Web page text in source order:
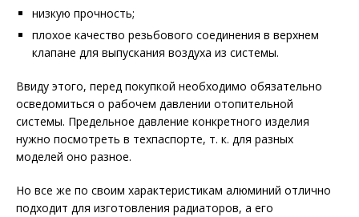
низкую прочность;
плохое качество резьбового соединения в верхнем
клапане для выпускания воздуха из системы.
Ввиду этого, перед покупкой необходимо обязательно
осведомиться о рабочем давлении отопительной
системы. Предельное давление конкретного изделия
нужно посмотреть в техпаспорте, т. к. для разных
моделей оно разное.
Но все же по своим характеристикам алюминий отлично
подходит для изготовления радиаторов, а его